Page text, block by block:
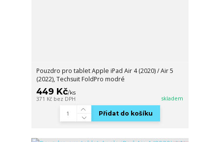
Pouzdro pro tablet Apple iPad Air 4 (2020) / Air 5
(2022), Techsuit FoldPro modré
449 Kč/ks
371 Kč bez DPH skladem
Přidat do košíku